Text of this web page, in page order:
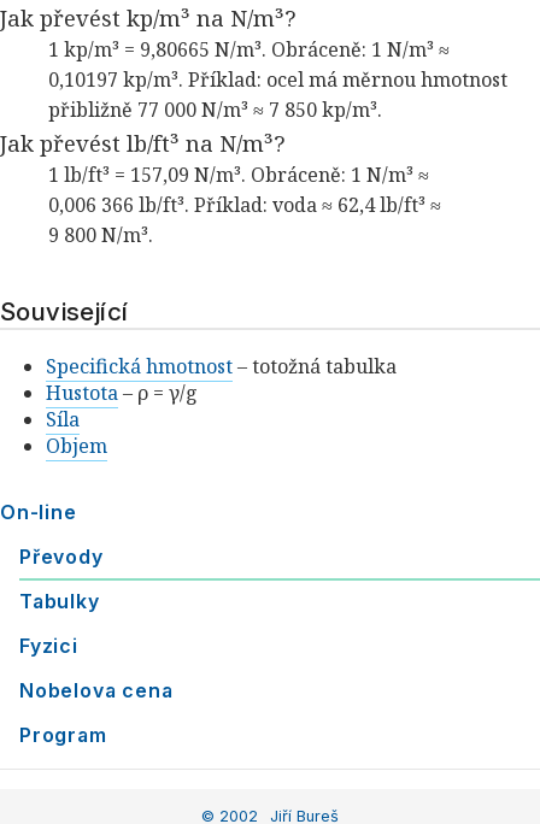
Jak převést kp/m³ na N/m³?
1 kp/m³ = 9,80665 N/m³. Obráceně: 1 N/m³ ≈
0,10197 kp/m³. Příklad: ocel má měrnou hmotnost
přibližně 77 000 N/m³ ≈ 7 850 kp/m³.
Jak převést lb/ft³ na N/m³?
1 lb/ft³ = 157,09 N/m³. Obráceně: 1 N/m³ ≈
0,006 366 lb/ft³. Příklad: voda ≈ 62,4 lb/ft³ ≈
9 800 N/m³.
Související
Specifická hmotnost– totožná tabulka
Hustota– ρ = γ/g
Síla
Objem
On-line
Převody
Tabulky
Fyzici
Nobelova cena
Program
© 2002 Jiří Bureš